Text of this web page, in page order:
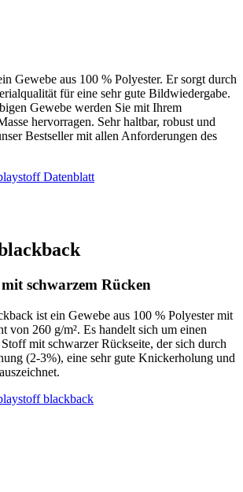
Gewebe aus 100 % Polyester. Er sorgt durch
für eine sehr gute Bildwiedergabe.
Gewebe werden Sie mit Ihrem
hervorragen. Sehr haltbar, robust und
Bestseller mit allen Anforderungen des
Datenblatt
schwarzem Rücken
ist ein Gewebe aus 100 % Polyester mit
von 260 g/m². Es handelt sich um einen
mit schwarzer Rückseite, der sich durch
(2-3%), eine sehr gute Knickerholung und
blackback